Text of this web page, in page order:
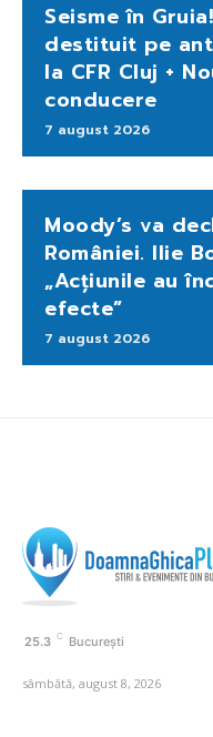
Seisme în
destituit pe
la CFR Cluj +
conducere
7 august 2026
Moody’s va
României. Ilie
„Acțiunile au
efecte”
7 august 2026
25.3 C București
sâmbătă, august 8, 2026